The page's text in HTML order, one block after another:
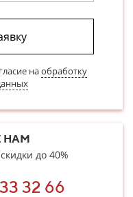
наобработку
НАМ
до 40%
32 66